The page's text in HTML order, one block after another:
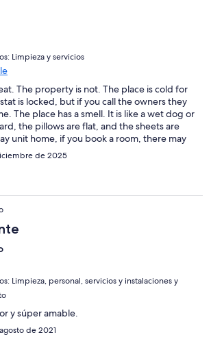
Limpieza y servicios
The property is not. The place is cold for
is locked, but if you call the owners they
The place has a smell. It is like a wet dog or
the pillows are flat, and the sheets are
unit home, if you book a room, there may
guests staying there with you sharing the
winter, all the potted plant were brought
from the owners as to where
for the record. The owners made a
coffee breakfast with local jam and
they are good conversationalists. I wish I
but the smell was a big negative for me.
de 2025
Limpieza, personal, servicios y instalaciones y
y súper amable.
de 2021